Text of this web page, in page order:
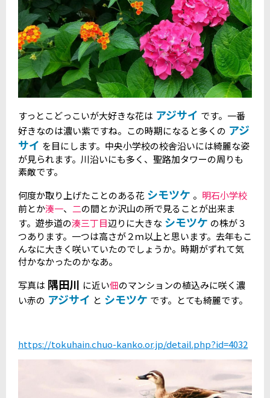
すっとこどっこいが大好きな花は アジサイ です。一番
好きなのは濃い紫ですね。この時期になると多くの アジ
サイ を目にします。中央小学校の校舎沿いには綺麗な姿
が見られます。川沿いにも多く、聖路加タワーの周りも
素敵です。
何度か取り上げたことのある花 シモツケ 。 明石小学校
前とか湊一、 二の間とか沢山の所で見ることが出来ま
す。遊歩道の湊三丁目辺りに大きな シモツケ の株が３
つあります。一つは高さが２ｍ以上と思います。去年もこ
んなに大きく咲いていたのでしょうか。時期がずれて気
付かなかったのかなあ。
写真は 隅田川 に近い佃のマンションの植込みに咲く濃
い赤の アジサイ と シモツケ です。とても綺麗です。
https://tokuhain.chuo-kanko.or.jp/detail.php?id=4032